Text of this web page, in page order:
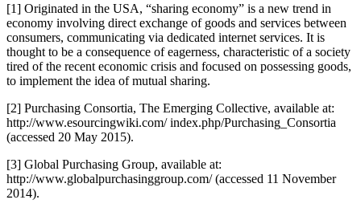
[1] Originated in the USA, “sharing economy” is a new trend in
economy involving direct exchange of goods and services between
consumers, communicating via dedicated internet services. It is
thought to be a consequence of eagerness, characteristic of a society
tired of the recent economic crisis and focused on possessing goods,
to implement the idea of mutual sharing.
[2] Purchasing Consortia, The Emerging Collective, available at:
http://www.esourcingwiki.com/ index.php/Purchasing_Consortia
(accessed 20 May 2015).
[3] Global Purchasing Group, available at:
http://www.globalpurchasinggroup.com/ (accessed 11 November
2014).